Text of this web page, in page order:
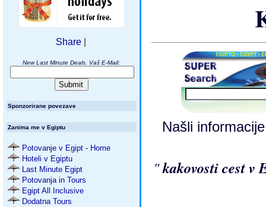
Share
New Last Minute Deals. Vaš E-Mail:
Sponzorirane povezave
Zanima me v Egiptu
Potovanje v Egipt - Home
Hoteli v Egiptu
Last Minute Egipt
Potovanja in Tours
Egipt All Inclusive
Dodatna Tours
Našli
"kakovosti cest v